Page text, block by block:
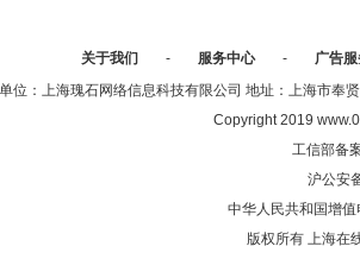
关于我们 - 服务中心 -
广告
位：上海瑰石网络信息科技有限公司 地址：上海市
Copyright 2019
工信部备
沪公安
中华人民共和国增
版权所有 上海在